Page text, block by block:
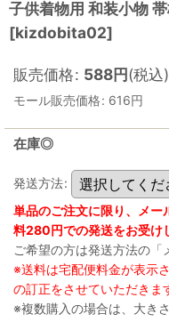
子供着物用 和装小物
[kizdobita02]
販売価格: 588円(税込)
モール販売価格: 616円
在庫◎
発送方法:
単品のご注文に限り、メ
料280円での発送をお受け
ご希望の方は発送方法の「
※送料は宅配便料金が表示
の訂正をさせていただきま
※複数購入の場合は、大き